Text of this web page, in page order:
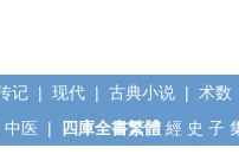
记 | 现代 | 古典小说 | 术数
中医 | 四庫全書繁體 經 史 子